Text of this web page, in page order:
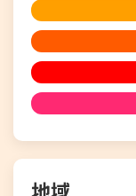
地域